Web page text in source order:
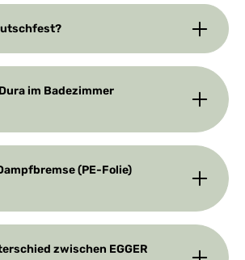
im Badezimmer
(PE-Folie)
zwischen EGGER